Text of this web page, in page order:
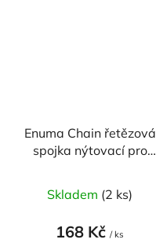
Enuma Chain řetězová
spojka nýtovací pro
Skladem (2 ks)
168 Kč / ks